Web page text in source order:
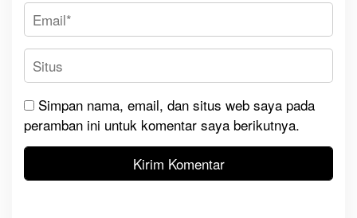
Simpan nama, email, dan situs web saya pada
peramban ini untuk komentar saya berikutnya.